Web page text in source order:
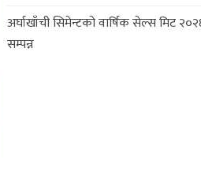
अर्घाखाँची सिमेन्टको वार्षिक सेल्स मिट
सम्पन्न